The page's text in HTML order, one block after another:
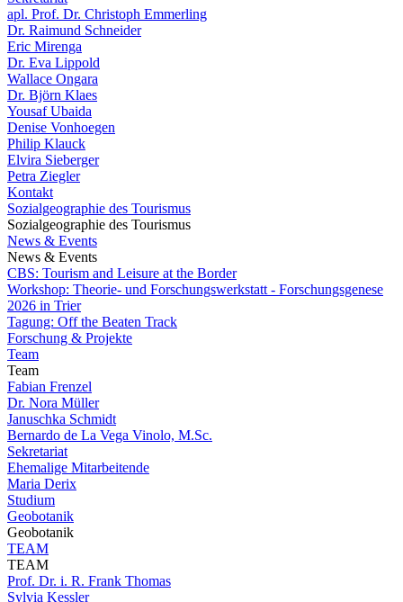
apl. Prof. Dr. Christoph Emmerling
Dr. Raimund Schneider
Eric Mirenga
Dr. Eva Lippold
Wallace Ongara
Dr. Björn Klaes
Yousaf Ubaida
Denise Vonhoegen
Philip Klauck
Elvira Sieberger
Petra Ziegler
Kontakt
Sozialgeographie des Tourismus
Sozialgeographie des Tourismus
News & Events
News & Events
CBS: Tourism and Leisure at the Border
Workshop: Theorie- und Forschungswerkstatt - Forschungsgenese
2026 in Trier
Tagung: Off the Beaten Track
Forschung & Projekte
Team
Team
Fabian Frenzel
Dr. Nora Müller
Januschka Schmidt
Bernardo de La Vega Vinolo, M.Sc.
Sekretariat
Ehemalige Mitarbeitende
Maria Derix
Studium
Geobotanik
Geobotanik
TEAM
TEAM
Prof. Dr. i. R. Frank Thomas
Sylvia Kessler